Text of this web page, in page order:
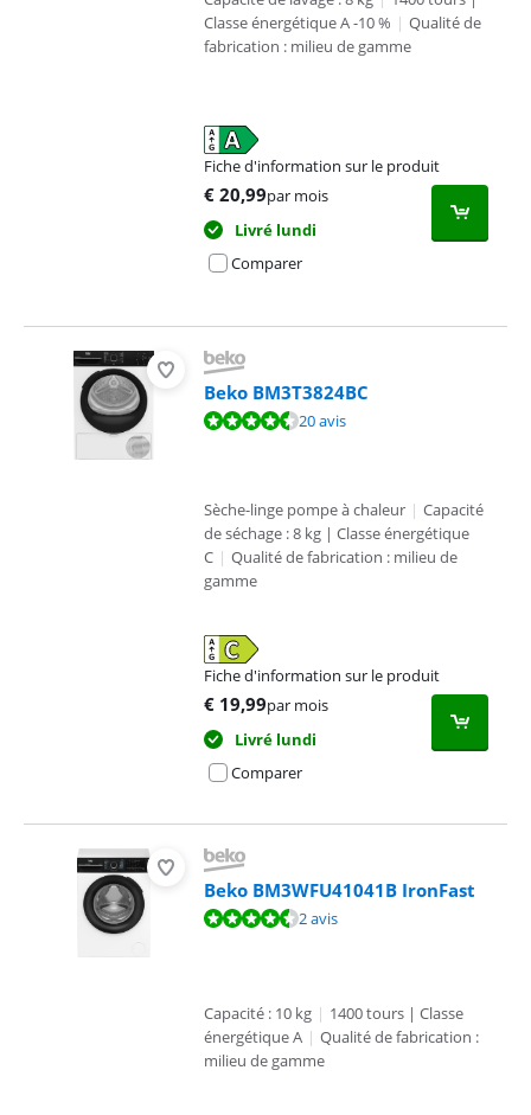
Classe énergétique A -10 % | Qualité de
fabrication : milieu de gamme
Fiche d'information sur le produit
s'ouvre dans un nouvel onglet
€ 20,99par mois
Livré lundi
Comparer
Beko BM3T3824BC
La note est de 9,0 sur 10, basée sur 20 avis.20 avis
Sèche-linge pompe à chaleur | Capacité
de séchage : 8 kg | Classe énergétique
C | Qualité de fabrication : milieu de
gamme
Fiche d'information sur le produit
s'ouvre dans un nouvel onglet
€ 19,99par mois
Livré lundi
Comparer
Beko BM3WFU41041B IronFast
La note est de 8,8 sur 10, basée sur 2 avis.2 avis
Capacité : 10 kg | 1400 tours | Classe
énergétique A | Qualité de fabrication :
milieu de gamme